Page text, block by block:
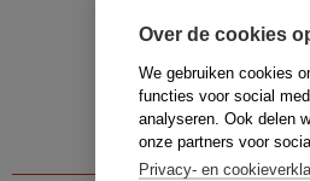
Over de cookies
We gebruiken cookies
functies voor social
analyseren. Ook delen
onze partners voor
Privacy- en
niet
hoofde
ontbreken
Gerechtshof